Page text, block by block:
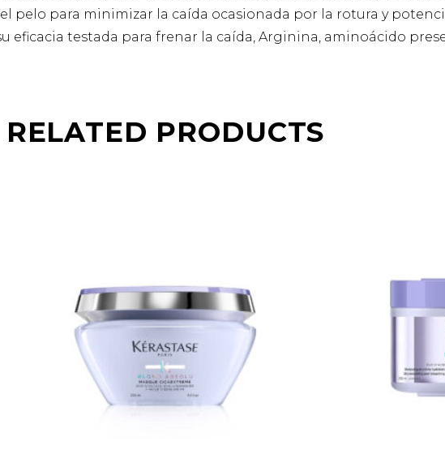
pelo para minimizar la caída ocasionada por la rotura y
eficacia testada para frenar la caída, Arginina, aminoácido
RELATED PRODUCTS